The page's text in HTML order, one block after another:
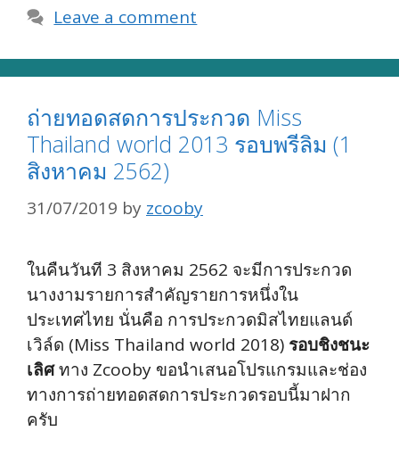
Leave a comment
ถ่ายทอดสดการประกวด Miss
Thailand world 2013 รอบพรีลิม (1
สิงหาคม 2562)
31/07/2019 by zcooby
ในคืนวันที 3 สิงหาคม 2562 จะมีการประกวด
นางงามรายการสำคัญรายการหนึ่งใน
ประเทศไทย นั่นคือ การประกวดมิสไทยแลนด์
เวิล์ด (Miss Thailand world 2018) รอบชิงชนะ
เลิศทาง Zcooby ขอนำเสนอโปรแกรมและช่อง
ทางการถ่ายทอดสดการประกวดรอบนี้มาฝาก
ครับ